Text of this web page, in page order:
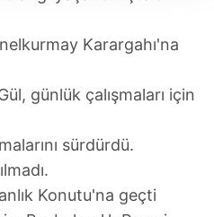
reklamlar
için İnternet
kişilere ait çerezler
vasıtasıyla çeşitli kişisel
olan çerezler bilgi
amacıyla
sitemizin daha işlevsel
ve sizlere yönelik
Karargahı'na
günlük çalışmaları için
sürdürdü.
Konutu'na geçti